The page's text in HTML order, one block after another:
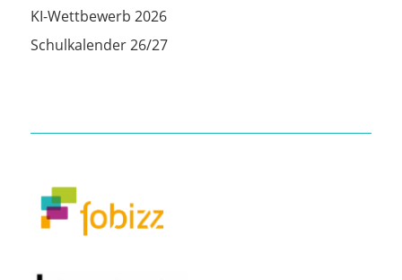
KI-Wettbewerb 2026
Schulkalender 26/27